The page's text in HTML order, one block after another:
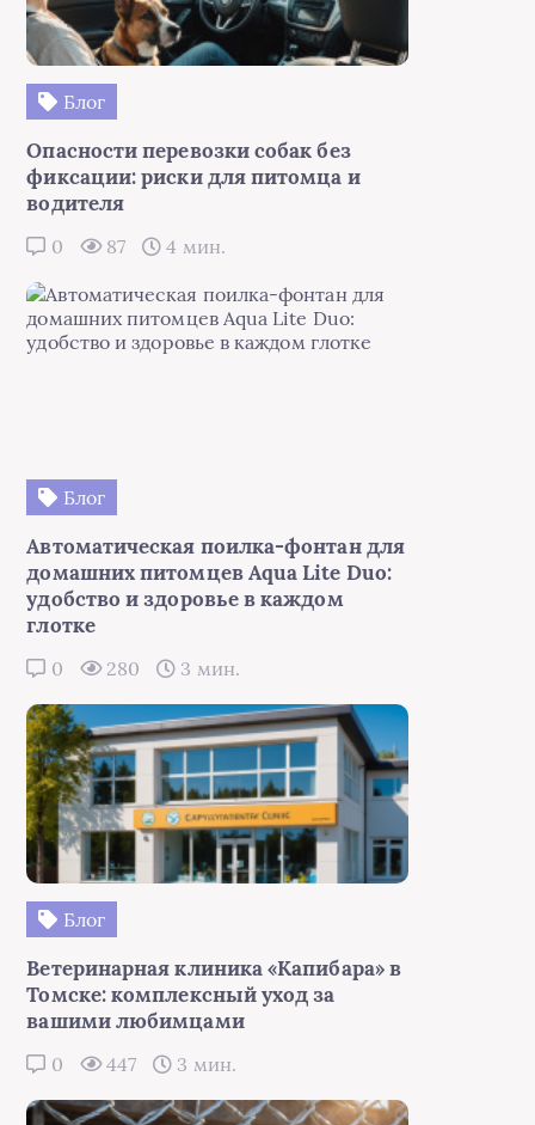
Блог
Опасности перевозки собак без
фиксации: риски для питомца и
водителя
0 87 4 мин.
Блог
Автоматическая поилка-фонтан для
домашних питомцев Aqua Lite Duo:
удобство и здоровье в каждом
глотке
0 280 3 мин.
Блог
Ветеринарная клиника «Капибара» в
Томске: комплексный уход за
вашими любимцами
0 447 3 мин.